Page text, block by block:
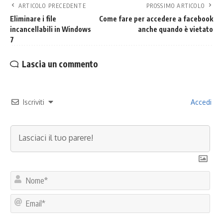
ARTICOLO PRECEDENTE
Eliminare i file
incancellabili in Windows
7
PROSSIMO ARTICOLO
Come fare per accedere a facebook
anche quando è vietato
Lascia un commento
Iscriviti Accedi